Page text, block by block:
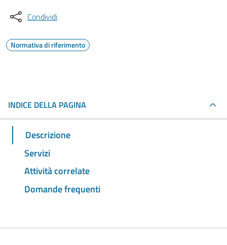
Condividi
Normativa di riferimento
INDICE DELLA PAGINA
Descrizione
Servizi
Attività correlate
Domande frequenti